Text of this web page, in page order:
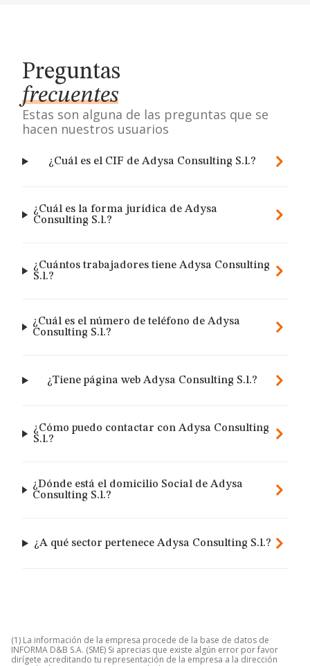
Preguntas
frecuentes
Estas son alguna de las preguntas que se
hacen nuestros usuarios
¿Cuál es el CIF de Adysa Consulting S.l.?
¿Cuál es la forma jurídica de Adysa
Consulting S.l.?
¿Cuántos trabajadores tiene Adysa Consulting
S.l.?
¿Cuál es el número de teléfono de Adysa
Consulting S.l.?
¿Tiene página web Adysa Consulting S.l.?
¿Cómo puedo contactar con Adysa Consulting
S.l.?
¿Dónde está el domicilio Social de Adysa
Consulting S.l.?
¿A qué sector pertenece Adysa Consulting S.l.?
(1) La información de la empresa procede de la base de datos de
INFORMA D&B S.A. (SME) Si aprecias que existe algún error por favor
dirígete acreditando tu representación de la empresa a la dirección